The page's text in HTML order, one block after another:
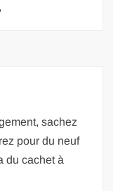
sachez
pour du neuf
du cachet à